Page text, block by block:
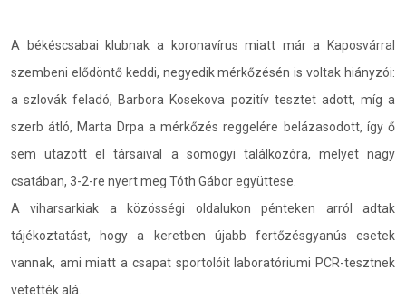
A békéscsabai klubnak a koronavírus miatt már a Kaposvárral
szembeni elődöntő keddi, negyedik mérkőzésén is voltak hiányzói:
a szlovák feladó, Barbora Kosekova pozitív tesztet adott, míg a
szerb átló, Marta Drpa a mérkőzés reggelére belázasodott, így ő
sem utazott el társaival a somogyi találkozóra, melyet nagy
csatában, 3-2-re nyert meg Tóth Gábor együttese.
A viharsarkiak a közösségi oldalukon pénteken arról adtak
tájékoztatást, hogy a keretben újabb fertőzésgyanús esetek
vannak, ami miatt a csapat sportolóit laboratóriumi PCR-tesztnek
vetették alá.